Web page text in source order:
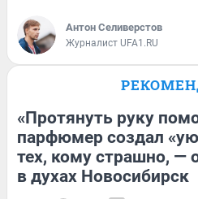
Антон Селиверстов
Журналист UFA1.RU
«Протянуть руку
парфюмер создал
тех, кому страшно, —
в духах Новосибирск